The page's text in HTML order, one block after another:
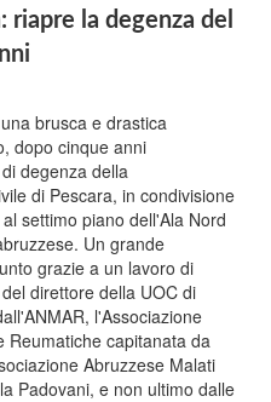
riapre la degenza del
brusca e drastica
dopo cinque anni
degenza della
di Pescara, in condivisione
settimo piano dell'Ala Nord
Un grande
grazie a un lavoro di
direttore della UOC di
l'Associazione
Reumatiche capitanata da
Abruzzese Malati
Padovani, e non ultimo dalle